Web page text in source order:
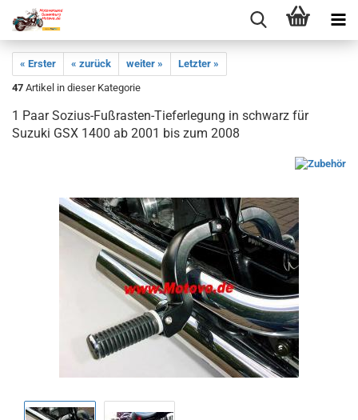
« Erster « zurück weiter »
Letzter »
47 Artikel in dieser Kategorie
1 Paar Sozius-Fußrasten-Tieferlegung in schwarz für
Suzuki GSX 1400 ab 2001 bis zum 2008